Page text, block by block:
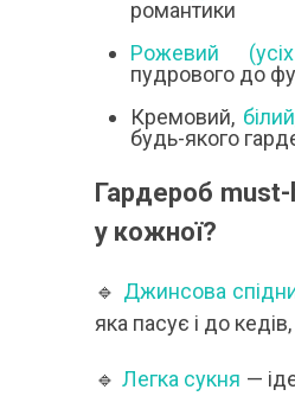
романтики
Рожевий (усіх
пудрового до
Кремовий, білий
будь-якого
Гардероб
у кожної?
🔹 Джинсова
яка пасує і до
🔹 Легка сукня —